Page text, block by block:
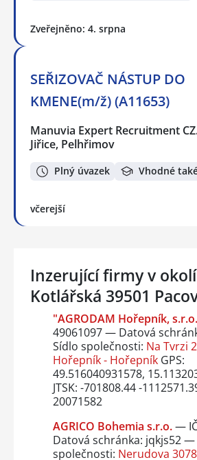
Zveřejněno: 4. srpna
SEŘIZOVAČ NÁSTUP DO
KMENE(m/ž) (A11653)
Manuvia Expert Recruitment
Jiřice, Pelhřimov
Plný úvazek Vhodné
včerejší
Inzerující firmy v
Kotlářská 39501
"AGRODAM Hořepník,
49061097 — Datová
Sídlo společnosti: Na Tvrzi
Hořepník - HořepníkGPS:
49.516040931578,
JTSK: -701808.44 -
20071582
AGRICO Bohemia s.r.o.—
Datová schránka: jqkjs52 —
společnosti: Nerudova